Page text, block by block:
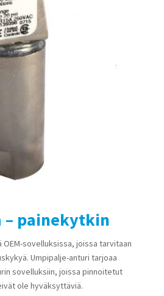
– painekytkin
OEM-sovelluksissa, joissa tarvitaan
Umpipalje-anturi tarjoaa
sovelluksiin, joissa pinnoitetut
ole hyväksyttäviä.